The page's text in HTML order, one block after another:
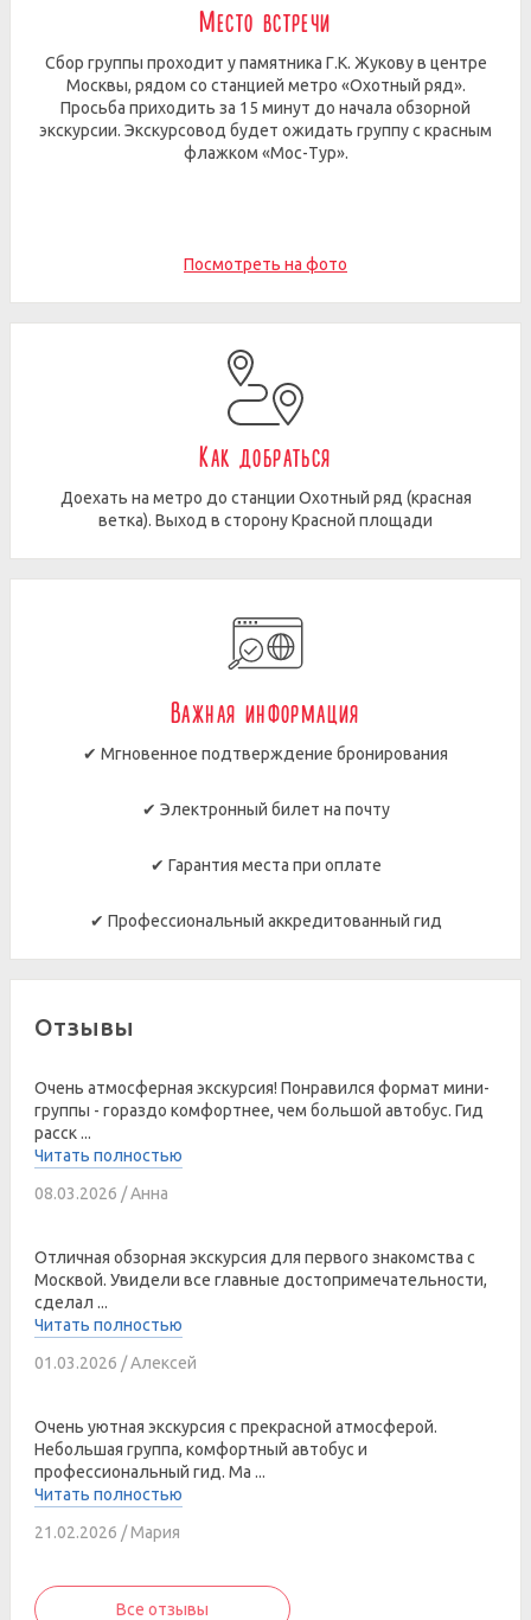
Место встречи
Сбор группы проходит у памятника Г.К. Жукову в центре
Москвы, рядом со станцией метро «Охотный ряд».
Просьба приходить за 15 минут до начала обзорной
экскурсии. Экскурсовод будет ожидать группу с красным
флажком «Мос-Тур».
Посмотреть на фото
Как добраться
Доехать на метро до станции Охотный ряд (красная
ветка). Выход в сторону Красной площади
Важная информация
✔ Мгновенное подтверждение бронирования
✔ Электронный билет на почту
✔ Гарантия места при оплате
✔ Профессиональный аккредитованный гид
Отзывы
Очень атмосферная экскурсия! Понравился формат мини-
группы - гораздо комфортнее, чем большой автобус. Гид
расск ...
Читать полностью
08.03.2026 / Анна
Отличная обзорная экскурсия для первого знакомства с
Москвой. Увидели все главные достопримечательности,
сделал ...
Читать полностью
01.03.2026 / Алексей
Очень уютная экскурсия с прекрасной атмосферой.
Небольшая группа, комфортный автобус и
профессиональный гид. Ма ...
Читать полностью
21.02.2026 / Мария
Все отзывы